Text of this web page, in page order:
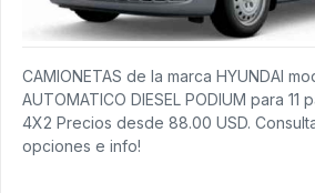
CAMIONETAS de la marca HYUNDAI
AUTOMATICO DIESEL PODIUM para
4X2 Precios desde 88.00 USD.
opciones e info!